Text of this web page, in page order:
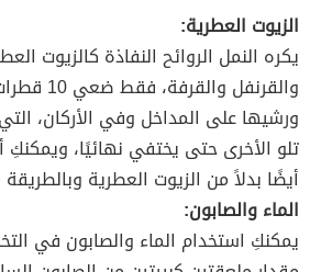
الزيوت العطرية:
يكره النمل الروائح النفاذة كالزيوت
والقرنفل
ورشيها على المداخل وفي الأركان،
تلو الأخرى حتى يختفي نهائيًا،
أيضًا بدلاً من الزيوت العطرية
الماء والصابون:
يمكنكِ استخدام الماء والصابون في